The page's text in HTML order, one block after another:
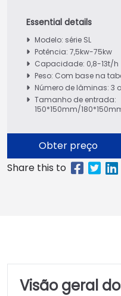
Modelo: série SL
Potência: 7,5kw-75kw
Capacidade: 0,8-13t/h
Peso: Com base na
Número de lâminas: 3
Tamanho de entrada:
150*150mm/
Obter preço
Visão geral